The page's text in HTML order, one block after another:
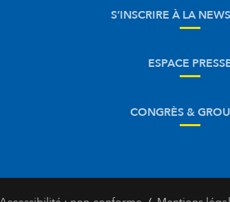
S’INSCRIRE À LA
ESPACE
CONGRÈS &